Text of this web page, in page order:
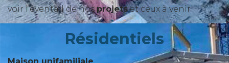
voir l’éventail de nosprojetset ceux à venir
Résidentiels